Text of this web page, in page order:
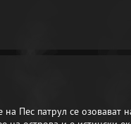
Пес патрул се озовават